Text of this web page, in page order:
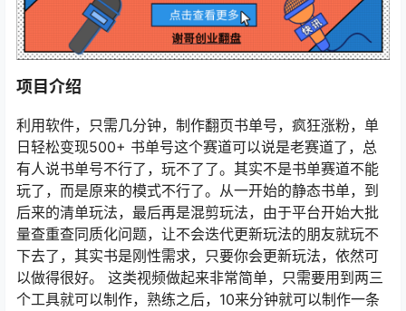
项目介绍
利用软件，只需几分钟，制作翻页书单号，疯狂涨粉，单
日轻松变现500+ 书单号这个赛道可以说是老赛道了，总
有人说书单号不行了，玩不了了。其实不是书单赛道不能
玩了，而是原来的模式不行了。从一开始的静态书单，到
后来的清单玩法，最后再是混剪玩法，由于平台开始大批
量查重查同质化问题，让不会迭代更新玩法的朋友就玩不
下去了，其实书是刚性需求，只要你会更新玩法，依然可
以做得很好。 这类视频做起来非常简单，只需要用到两三
个工具就可以制作，熟练之后，10来分钟就可以制作一条